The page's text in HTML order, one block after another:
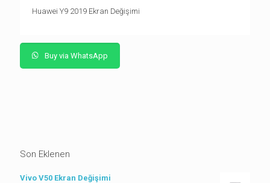
Huawei Y9 2019 Ekran Değişimi
Buy via WhatsApp
Son Eklenen
Vivo V50 Ekran Değişimi